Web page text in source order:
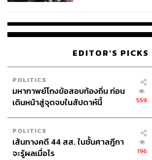
EDITOR'S PICKS
POLITICS
มหากาพย์โกงข้อสอบท้องถิ่น ก่อน
เดินหน้าสู่จุดจบในสัปดาห์นี้
559
POLITICS
เส้นทางคดี 44 สส. ในชั้นศาลฎีกา
จะรู้ผลเมื่อไร
196